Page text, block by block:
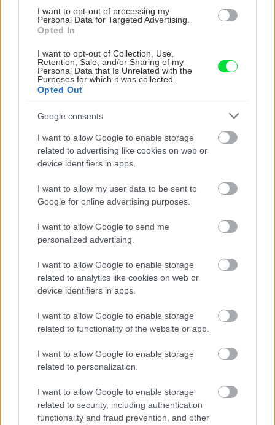
I want to opt-out of processing my
Personal Data for Targeted Advertising.
Opted In
I want to opt-out of Collection, Use,
Retention, Sale, and/or Sharing of my
Personal Data that Is Unrelated with the
Purposes for which it was collected.
Opted Out
Google consents
I want to allow Google to enable storage
related to advertising like cookies on web or
device identifiers in apps.
I want to allow my user data to be sent to
Google for online advertising purposes.
I want to allow Google to send me
personalized advertising.
I want to allow Google to enable storage
related to analytics like cookies on web or
device identifiers in apps.
I want to allow Google to enable storage
related to functionality of the website or app.
I want to allow Google to enable storage
related to personalization.
I want to allow Google to enable storage
related to security, including authentication
functionality and fraud prevention, and other
Nemusí to byť len
levanduľa! 7 fialových
vašu záhradu
Môže aspirín zachrániť
ochabnuté izbové
možno prekvapí
CHALUPA
Na Morave prerobila
starú chalupu na
nepoznanie: Keď
vojdete dnu, zabudnete,
že nie ste v Toskánsku
S motorovou pílou sa
Slovák sa nebál a v
Čičmanoch si postavil